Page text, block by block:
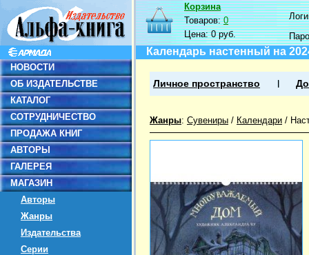
НОВОСТИ
ОБ ИЗДАТЕЛЬСТВЕ
КАТАЛОГ
СОТРУДНИЧЕСТВО
ПРОДАЖА КНИГ
АВТОРЫ
ГАЛЕРЕЯ
МАГАЗИН
Авторы
Жанры
Издательства
Серии
Корзина
Товаров:0
Цена:0 руб.
Календарь настенный на
Личное пространство
Жанры: Сувениры / Календари /